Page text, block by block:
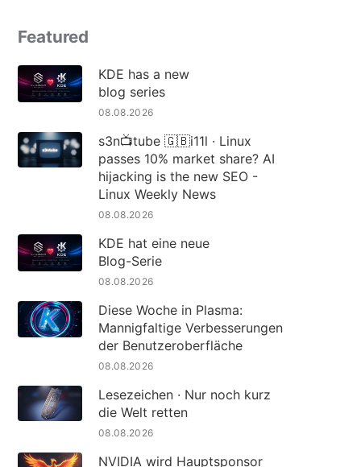
Featured
KDE has a new
blog series
08.08.2026
s3n📺tube 🇬🇧i11l · Linux
passes 10% market share? AI
hijacking is the new SEO -
Linux Weekly News
08.08.2026
KDE hat eine neue
Blog-Serie
08.08.2026
Diese Woche in Plasma:
Mannigfaltige Verbesserungen
der Benutzeroberfläche
08.08.2026
Lesezeichen · Nur noch kurz
die Welt retten
08.08.2026
NVIDIA wird Hauptsponsor